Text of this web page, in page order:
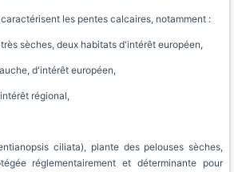
les pentes calcaires, notamment :
sèches, deux habitats d'intérêt européen,
d'intérêt européen,
régional,
ciliata), plante des pelouses sèches,
réglementairement et déterminante pour